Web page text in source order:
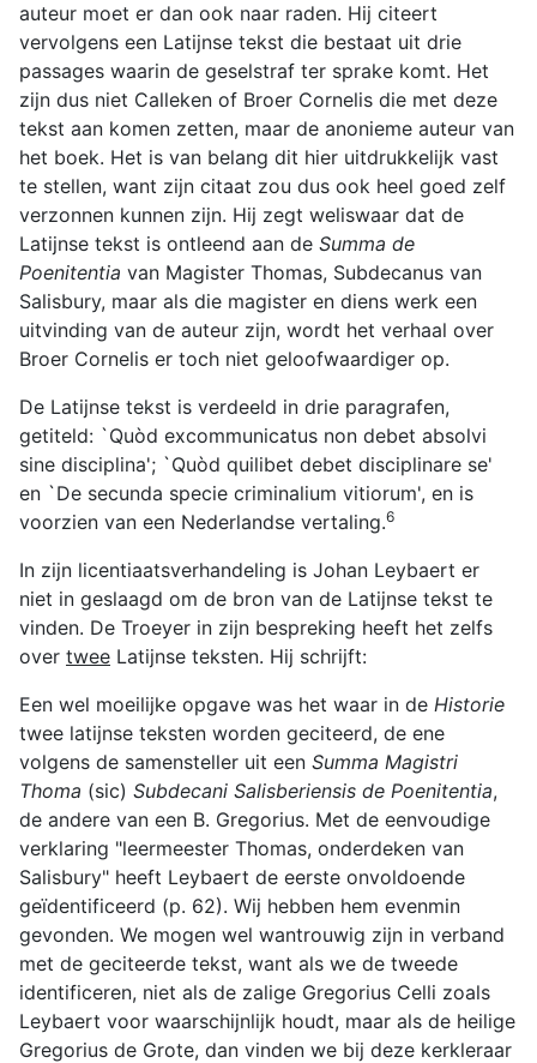
auteur moet er dan ook naar raden. Hij citeert
vervolgens een Latijnse tekst die bestaat uit drie
passages waarin de geselstraf ter sprake komt. Het
zijn dus niet Calleken of Broer Cornelis die met deze
tekst aan komen zetten, maar de anonieme auteur van
het boek. Het is van belang dit hier uitdrukkelijk vast
te stellen, want zijn citaat zou dus ook heel goed zelf
verzonnen kunnen zijn. Hij zegt weliswaar dat de
Latijnse tekst is ontleend aan de Summa de
Poenitentia van Magister Thomas, Subdecanus van
Salisbury, maar als die magister en diens werk een
uitvinding van de auteur zijn, wordt het verhaal over
Broer Cornelis er toch niet geloofwaardiger op.
De Latijnse tekst is verdeeld in drie paragrafen,
getiteld: `Quòd excommunicatus non debet absolvi
sine disciplina'; `Quòd quilibet debet disciplinare se'
en `De secunda specie criminalium vitiorum', en is
voorzien van een Nederlandse vertaling.6
In zijn licentiaatsverhandeling is Johan Leybaert er
niet in geslaagd om de bron van de Latijnse tekst te
vinden. De Troeyer in zijn bespreking heeft het zelfs
over twee Latijnse teksten. Hij schrijft:
Een wel moeilijke opgave was het waar in de Historie
twee latijnse teksten worden geciteerd, de ene
volgens de samensteller uit een Summa Magistri
Thoma (sic) Subdecani Salisberiensis de Poenitentia,
de andere van een B. Gregorius. Met de eenvoudige
verklaring "leermeester Thomas, onderdeken van
Salisbury" heeft Leybaert de eerste onvoldoende
geïdentificeerd (p. 62). Wij hebben hem evenmin
gevonden. We mogen wel wantrouwig zijn in verband
met de geciteerde tekst, want als we de tweede
identificeren, niet als de zalige Gregorius Celli zoals
Leybaert voor waarschijnlijk houdt, maar als de heilige
Gregorius de Grote, dan vinden we bij deze kerkleraar